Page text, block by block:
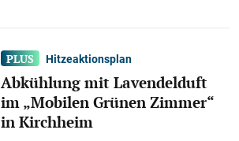
Hitzeaktionsplan
Abkühlung mit Lavendelduft
im „Mobilen Grünen Zimmer“
in Kirchheim